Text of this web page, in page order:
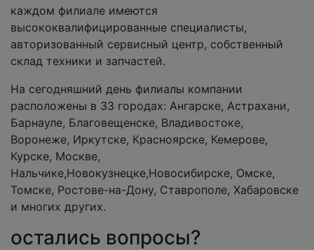
каждом филиале имеются
высококвалифицированные специалисты,
авторизованный сервисный центр, собственный
склад техники и запчастей.
На сегодняшний день филиалы компании
расположены в 33 городах: Ангарске, Астрахани,
Барнауле, Благовещенске, Владивостоке,
Воронеже, Иркутске, Красноярске, Кемерове,
Курске, Москве,
Нальчике,Новокузнецке,Новосибирске, Омске,
Томске, Ростове-на-Дону, Ставрополе, Хабаровске
и многих других.
остались вопросы?